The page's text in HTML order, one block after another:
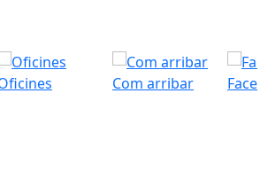
Com arribar